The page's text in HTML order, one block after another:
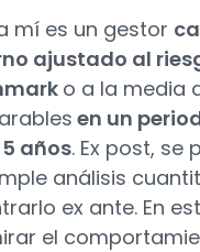
mí es un gestor
ajustado al
o a la media
en un
años. Ex post, se
análisis
ex ante. En
el